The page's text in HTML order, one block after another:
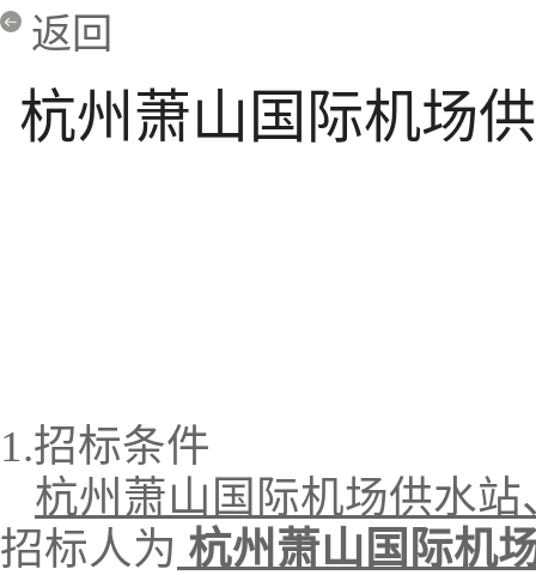
返回
杭州萧山国际机场
1.招标条件
杭州萧山国际机场供水
招标人为 杭州萧山国际机